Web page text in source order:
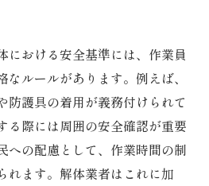
における安全基準には、作業員
ルールがあります。例えば、
防護具の着用が義務付けられて
る際には周囲の安全確認が重要
への配慮として、作業時間の制
れます。解体業者はこれに加